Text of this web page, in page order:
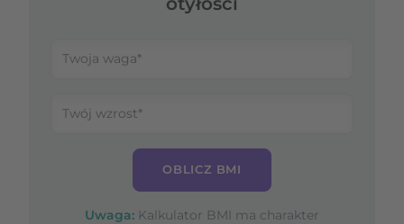
OBLICZ BMI
Uwaga: Kalkulator BMI ma charakter